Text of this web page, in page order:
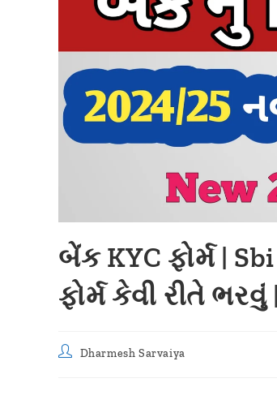
બેંક KYC ફોર્મ |
ફોર્મ કેવી રીતે
Dharmesh Sarvaiya